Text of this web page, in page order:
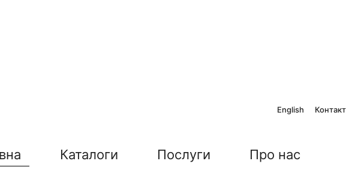
English
Каталоги Послуги Про нас